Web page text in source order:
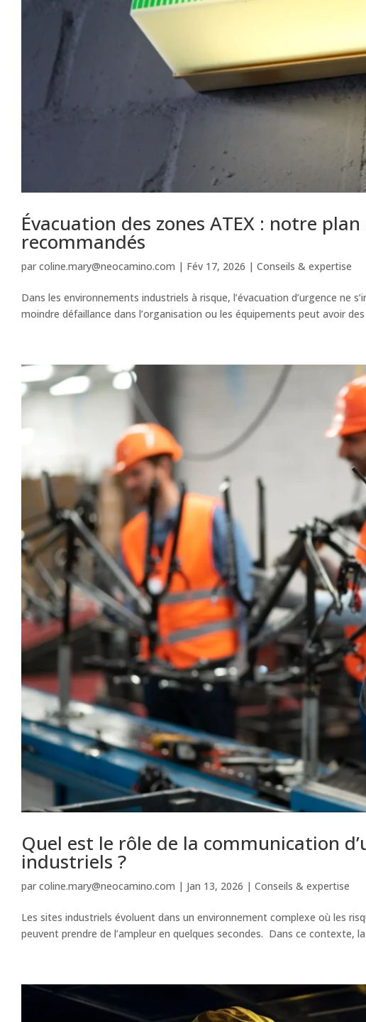
Évacuation des zones ATEX : notre
recommandés
par coline.mary@neocamino.com | Fév 17, 2026 | Conseils & expertise
Dans les environnements industriels à risque, l’évacuation d’urgence ne
moindre défaillance dans l’organisation ou les équipements peut avoir
Quel est le rôle de la communication
industriels ?
par coline.mary@neocamino.com | Jan 13, 2026 | Conseils & expertise
Les sites industriels évoluent dans un environnement complexe où les
peuvent prendre de l’ampleur en quelques secondes. Dans ce contexte,